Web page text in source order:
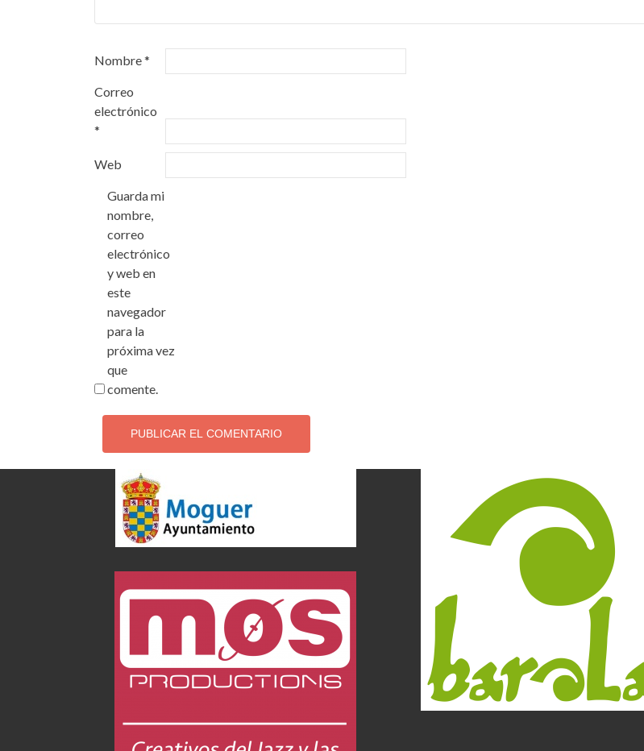
Nombre*
Correo
electrónico
*
Web
Guarda mi
nombre,
correo
electrónico
y web en
este
navegador
para la
próxima vez
que
comente.